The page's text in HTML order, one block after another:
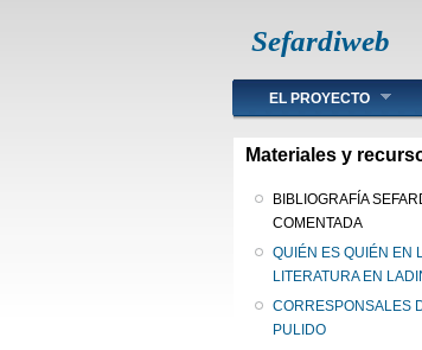
Sefardiweb
Main menu
EL PROYECTO
Materiales y
BIBLIOGRAFÍA
COMENTADA
QUIÉN ES QUIÉN EN
LITERATURA EN
CORRESPONSALES
PULIDO